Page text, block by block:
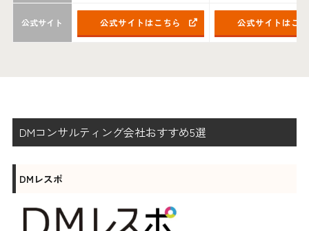
公式サイト 公式サイトはこちら 公式サイトはこ
DMコンサルティング会社おすすめ5選
DMレスポ